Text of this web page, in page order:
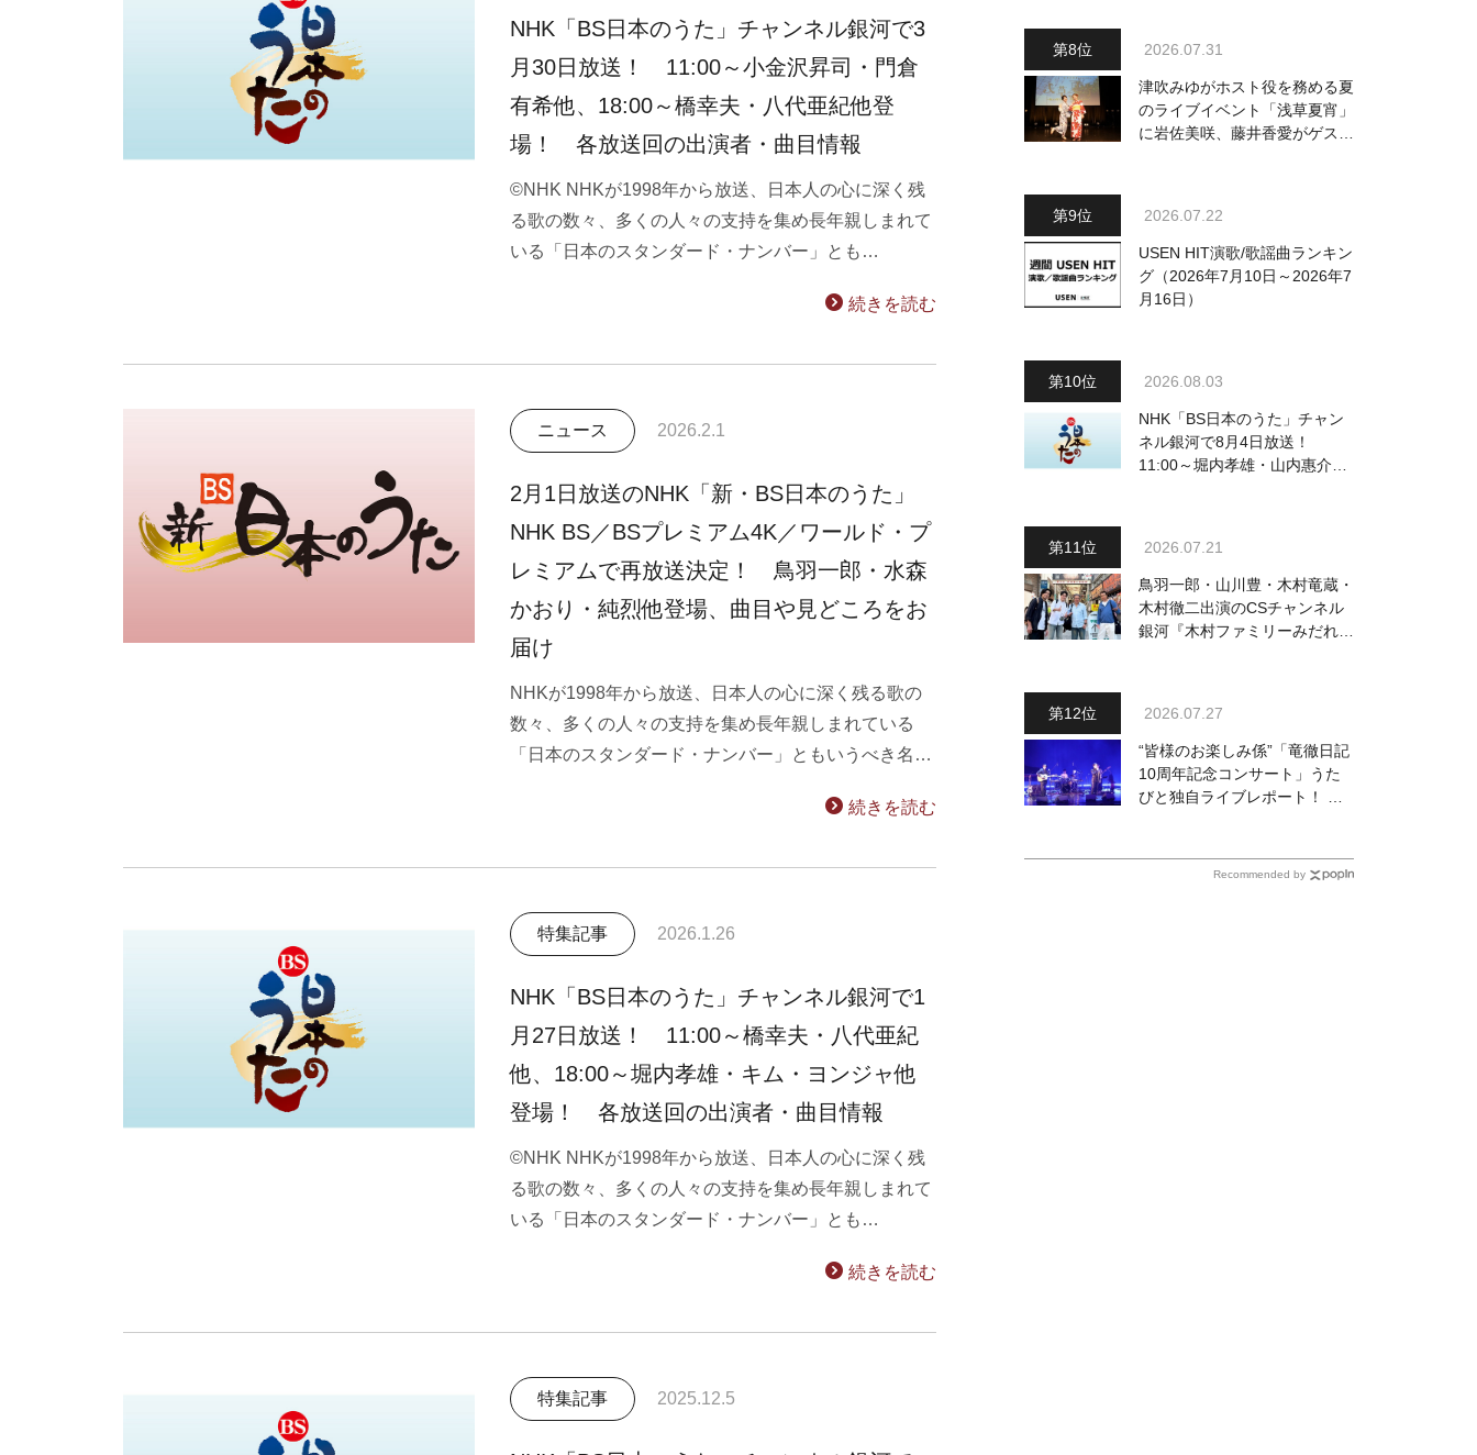
NHK「BS日本のうた」チャンネル銀河で3
月30日放送！ 11:00～小金沢昇司・門倉
有希他、18:00～橋幸夫・八代亜紀他登
場！ 各放送回の出演者・曲目情報
©NHK NHKが1998年から放送、日本人の心に深く残
る歌の数々、多くの人々の支持を集め長年親しまれて
いる「日本のスタンダード・ナンバー」とも…
続きを読む
ニュース 2026.2.1
2月1日放送のNHK「新・BS日本のうた」
NHK BS／BSプレミアム4K／ワールド・プ
レミアムで再放送決定！ 鳥羽一郎・水森
かおり・純烈他登場、曲目や見どころをお
届け
NHKが1998年から放送、日本人の心に深く残る歌の
数々、多くの人々の支持を集め長年親しまれている
「日本のスタンダード・ナンバー」ともいうべき名…
続きを読む
特集記事 2026.1.26
NHK「BS日本のうた」チャンネル銀河で1
月27日放送！ 11:00～橋幸夫・八代亜紀
他、18:00～堀内孝雄・キム・ヨンジャ他
登場！ 各放送回の出演者・曲目情報
©NHK NHKが1998年から放送、日本人の心に深く残
る歌の数々、多くの人々の支持を集め長年親しまれて
いる「日本のスタンダード・ナンバー」とも…
続きを読む
特集記事 2025.12.5
2026.07.31
津吹みゆがホスト役を務める夏
のライブイベント「浅草夏宵」
に岩佐美咲、藤井香愛がゲスト
2026.07.22
USEN HIT演歌/歌謡曲ランキン
グ（2026年7月10日～2026年7
月16日）
2026.08.03
NHK「BS日本のうた」チャン
ネル銀河で8月4日放送！
11:00～堀内孝雄・山内惠介・
情報
2026.07.21
鳥羽一郎・山川豊・木村竜蔵・
木村徹二出演のCSチャンネル
銀河『木村ファミリーみだれ旅
2026.07.27
“皆様のお楽しみ係”「竜徹日記
10周年記念コンサート」うた
びと独自ライブレポート！ 即
Recommended by